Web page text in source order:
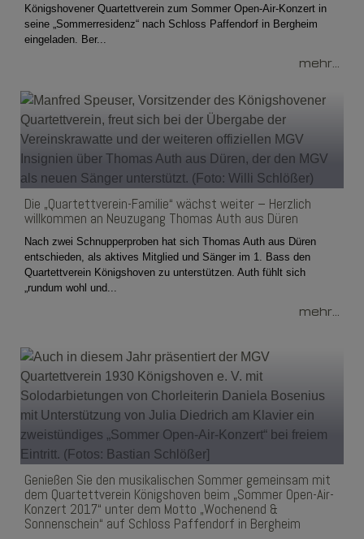
Königshovener Quartettverein zum Sommer Open-Air-Konzert in
seine „Sommerresidenz“ nach Schloss Paffendorf in Bergheim
eingeladen. Ber...
mehr...
Die „Quartettverein-Familie“ wächst weiter – Herzlich
willkommen an Neuzugang Thomas Auth aus Düren
Nach zwei Schnupperproben hat sich Thomas Auth aus Düren
entschieden, als aktives Mitglied und Sänger im 1. Bass den
Quartettverein Königshoven zu unterstützen. Auth fühlt sich
„rundum wohl und...
mehr...
Genießen Sie den musikalischen Sommer gemeinsam mit
dem Quartettverein Königshoven beim „Sommer Open-Air-
Konzert 2017“ unter dem Motto „Wochenend &
Sonnenschein“ auf Schloss Paffendorf in Bergheim